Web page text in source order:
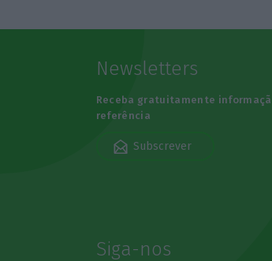
Newsletters
Receba gratuitamente
referência
Subscrever
Siga-nos